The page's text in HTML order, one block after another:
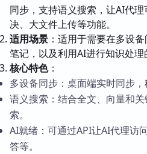
同步，支持语义搜索，让AI代
决、大文件上传等功能。
适用场景 ：适用于需要在多设
笔记，以及利用AI进行知识处理
核心特色：
多设备同步：桌面端实时同步，
语义搜索：结合全文、向量和
索。
AI就绪：可通过API让AI代理访
答等。